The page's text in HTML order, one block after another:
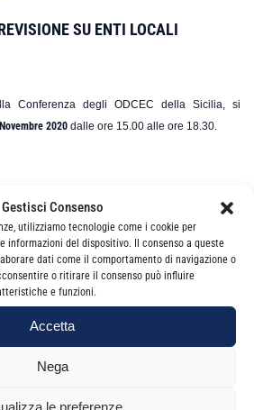
Gestisci Consenso
utilizziamo tecnologie come i cookie per
informazioni del dispositivo. Il consenso a queste
dati come il comportamento di navigazione o
o ritirare il consenso può influire
e funzioni.
Accetta
Nega
le preferenze
SU ENTI LOCALI
Conferenza degli ODCEC della Sicilia, si
2020 dalle ore 15.00 alle ore 18.30.